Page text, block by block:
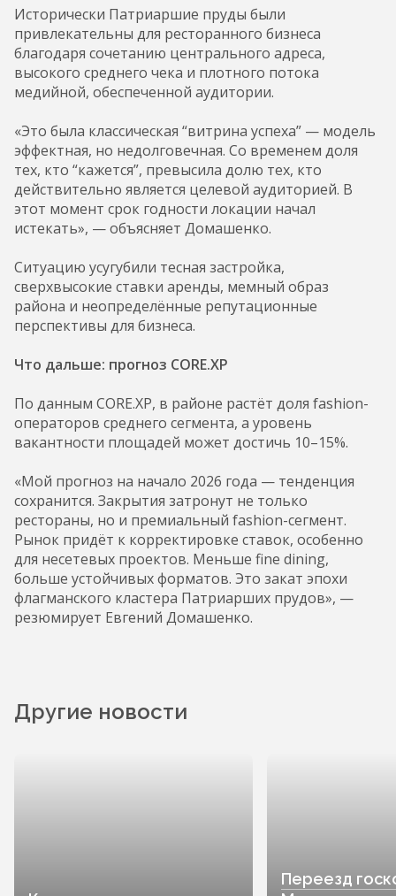
Исторически Патриаршие пруды были
привлекательны для ресторанного бизнеса
благодаря сочетанию центрального адреса,
высокого среднего чека и плотного потока
медийной, обеспеченной аудитории.
«Это была классическая “витрина успеха” — модель
эффектная, но недолговечная. Со временем доля
тех, кто “кажется”, превысила долю тех, кто
действительно является целевой аудиторией. В
этот момент срок годности локации начал
истекать», — объясняет Домашенко.
Ситуацию усугубили тесная застройка,
сверхвысокие ставки аренды, мемный образ
района и неопределённые репутационные
перспективы для бизнеса.
Что дальше: прогноз CORE.XP
По данным CORE.XP, в районе растёт доля fashion-
операторов среднего сегмента, а уровень
вакантности площадей может достичь 10–15%.
«Мой прогноз на начало 2026 года — тенденция
сохранится. Закрытия затронут не только
рестораны, но и премиальный fashion-сегмент.
Рынок придёт к корректировке ставок, особенно
для несетевых проектов. Меньше fine dining,
больше устойчивых форматов. Это закат эпохи
флагманского кластера Патриарших прудов», —
резюмирует Евгений Домашенко.
Другие новости
Переезд